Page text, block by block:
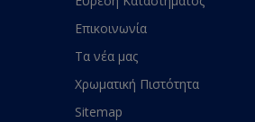
Επικοινωνία
Τα νέα μας
Χρωματική Πιστότητα
Sitemap